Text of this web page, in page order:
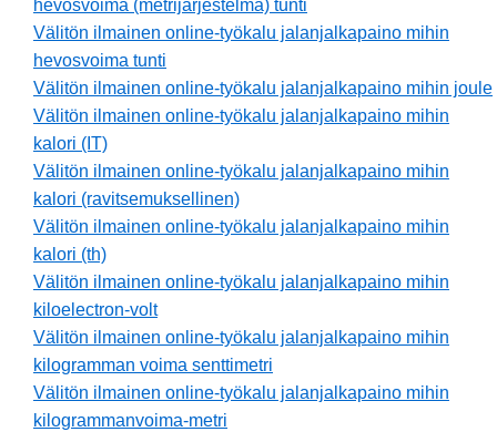
hevosvoima (metrijärjestelmä) tunti
Välitön ilmainen online-työkalu jalanjalkapaino mihin
hevosvoima tunti
Välitön ilmainen online-työkalu jalanjalkapaino mihin joule
Välitön ilmainen online-työkalu jalanjalkapaino mihin
kalori (IT)
Välitön ilmainen online-työkalu jalanjalkapaino mihin
kalori (ravitsemuksellinen)
Välitön ilmainen online-työkalu jalanjalkapaino mihin
kalori (th)
Välitön ilmainen online-työkalu jalanjalkapaino mihin
kiloelectron-volt
Välitön ilmainen online-työkalu jalanjalkapaino mihin
kilogramman voima senttimetri
Välitön ilmainen online-työkalu jalanjalkapaino mihin
kilogrammanvoima-metri